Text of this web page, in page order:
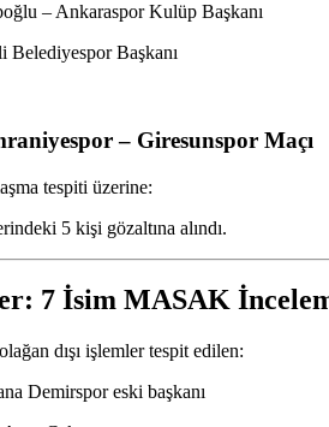
– Ankaraspor Kulüp Başkanı
Başkanı
– Giresunspor Maçı
tespiti üzerine:
5 kişi gözaltına alındı.
7 İsim MASAK
dışı işlemler tespit edilen:
Demirspor eski başkanı